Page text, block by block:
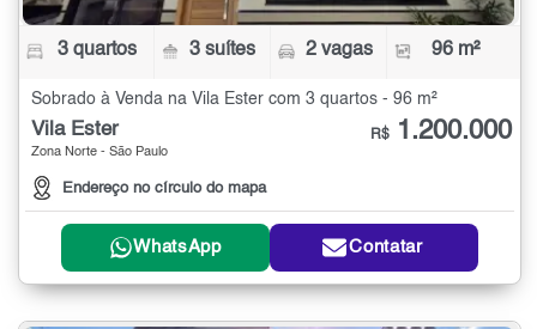
3 quartos 3 suítes 2 vagas 96 m²
Sobrado à Venda na Vila Ester com 3 quartos - 96 m²
Vila Ester
Zona Norte - São Paulo
Endereço no círculo do mapa
R$ 1.200.000
WhatsApp Contatar